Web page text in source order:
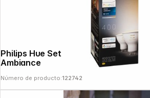
Philips Hue Set GU10 BT 2pcs 5W 400lm white
Ambiance
Número de producto:122742